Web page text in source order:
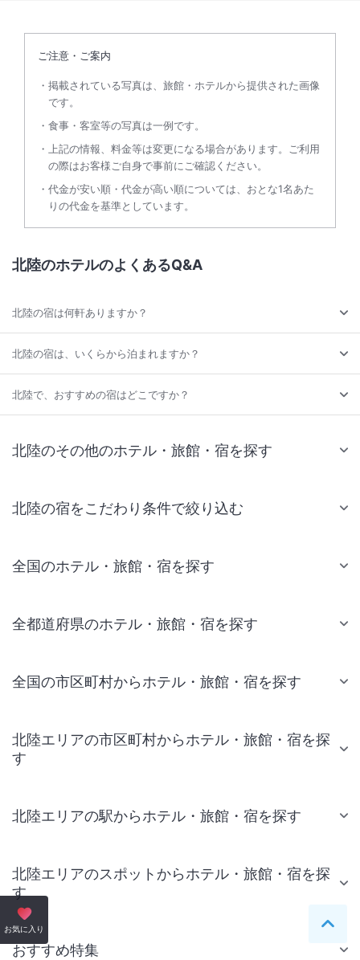
ご注意・ご案内
掲載されている写真は、旅館・ホテルから提供された画像
です。
食事・客室等の写真は一例です。
上記の情報、料金等は変更になる場合があります。ご利用
の際はお客様ご自身で事前にご確認ください。
代金が安い順・代金が高い順については、おとな1名あた
りの代金を基準としています。
お気に入り ペー
北陸のホテルのよくあるQ&A
北陸の宿は何軒ありますか？
北陸の宿は、いくらから泊まれますか？
北陸で、おすすめの宿はどこですか？
北陸のその他のホテル・旅館・宿を探す
北陸の宿をこだわり条件で絞り込む
全国のホテル・旅館・宿を探す
全都道府県のホテル・旅館・宿を探す
全国の市区町村からホテル・旅館・宿を探す
北陸エリアの市区町村からホテル・旅館・宿を探
す
北陸エリアの駅からホテル・旅館・宿を探す
北陸エリアのスポットからホテル・旅館・宿を探
す
おすすめ特集